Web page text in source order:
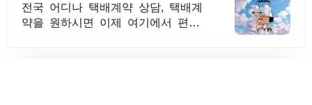
전국 어디나 택배계약 상담, 택배계
약을 원하시면 이제 여기에서 편하